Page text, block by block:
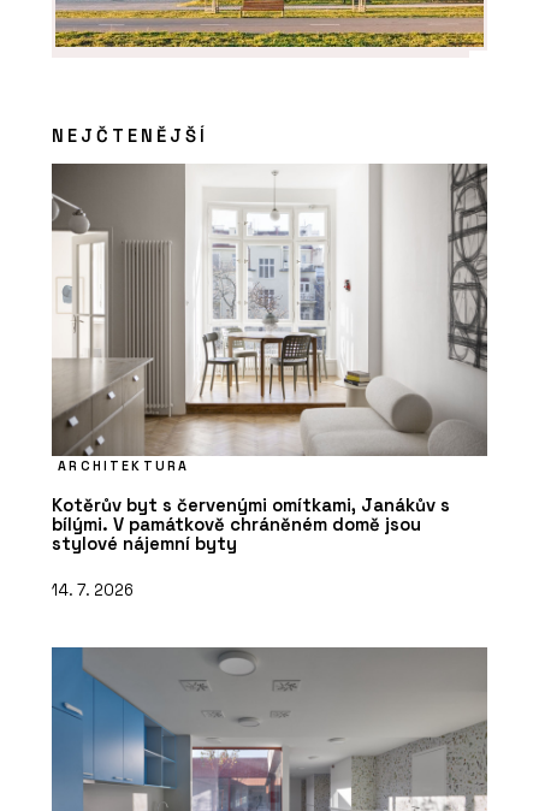
NEJČTENĚJŠÍ
ARCHITEKTURA
Kotěrův byt s červenými omítkami, Janákův s
bílými. V památkově chráněném domě jsou
stylové nájemní byty
14. 7. 2026